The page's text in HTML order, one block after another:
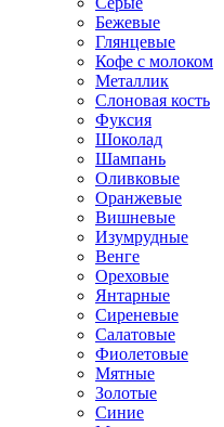
Бежевые
Глянцевые
Кофе с молоком
Металлик
Слоновая кость
Фуксия
Шоколад
Шампань
Оливковые
Оранжевые
Вишневые
Изумрудные
Венге
Ореховые
Янтарные
Сиреневые
Салатовые
Фиолетовые
Мятные
Золотые
Синие